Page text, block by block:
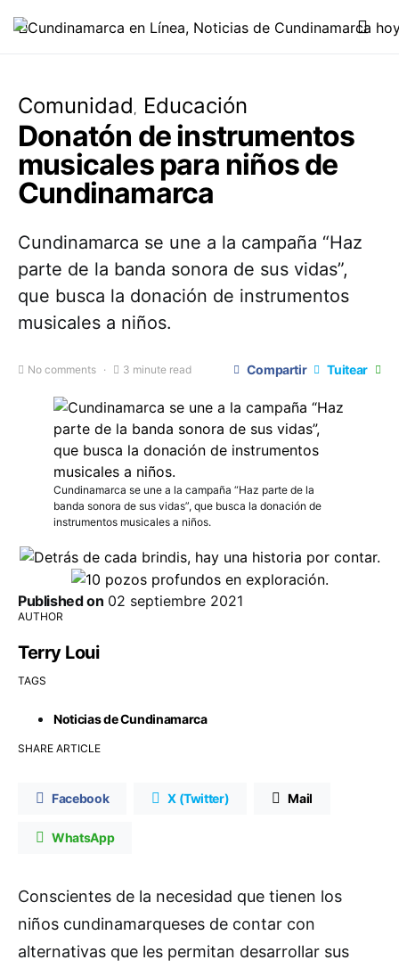
Comunidad Educación
Donatón de instrumentos
musicales para niños de
Cundinamarca
Cundinamarca se une a la campaña “Haz
parte de la banda sonora de sus vidas”,
que busca la donación de instrumentos
musicales a niños.
No comments 3 minute read Compartir Tuitear
Cundinamarca se une a la campaña “Haz parte de la
banda sonora de sus vidas”, que busca la donación de
instrumentos musicales a niños.
Published on 02 septiembre 2021
AUTHOR
Terry Loui
TAGS
Noticias de Cundinamarca
SHARE ARTICLE
Facebook X (Twitter) Mail
WhatsApp
Conscientes de la necesidad que tienen los
niños cundinamarqueses de contar con
alternativas que les permitan desarrollar sus